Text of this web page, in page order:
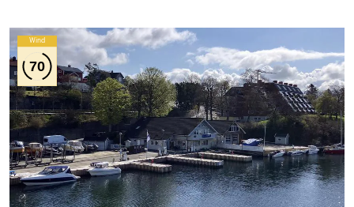
Wind
70